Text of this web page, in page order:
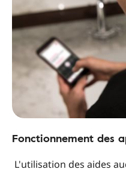
Fonctionnement des
L'utilisation des aides